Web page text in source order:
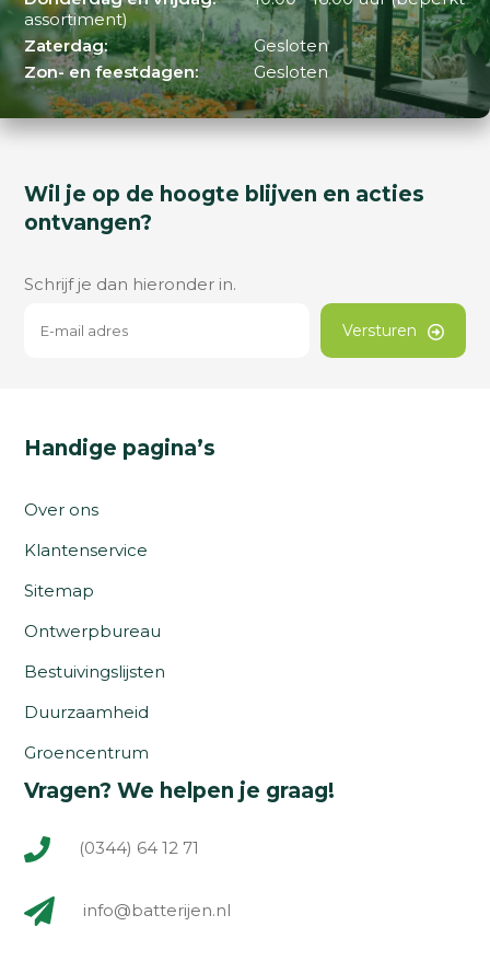
assortiment)
Zaterdag:
Gesloten
Zon- en feestdagen:
Gesloten
Wil je op de hoogte blijven en acties
ontvangen?
Schrijf je dan hieronder in.
Versturen
Handige pagina’s
Over ons
Klantenservice
Sitemap
Ontwerpbureau
Bestuivingslijsten
Duurzaamheid
Groencentrum
Vragen? We helpen je graag!
(0344) 64 12 71
info@batterijen.nl